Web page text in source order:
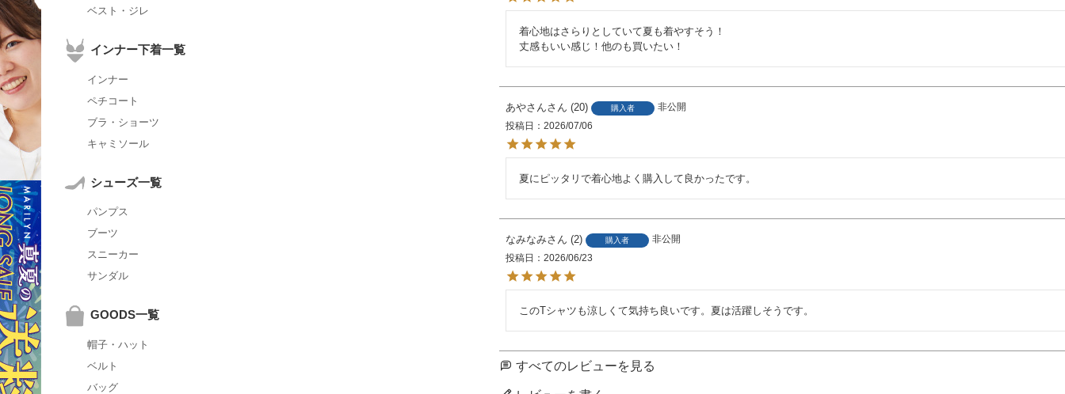
ベスト・ジレ
インナー下着一覧
インナー
ペチコート
ブラ・ショーツ
キャミソール
シューズ一覧
パンプス
ブーツ
スニーカー
サンダル
GOODS一覧
帽子・ハット
ベルト
バッグ
着心地はさらりとしていて夏も着やすそう！
丈感もいい感じ！他のも買いたい！
あやさん 20 購入者
非公開
投稿日
2026/07/06
夏にピッタリで着心地よく購入して良かったです。
なみなみ 2 購入者
非公開
投稿日
2026/06/23
このTシャツも涼しくて気持ち良いです。夏は活躍しそうです。
すべてのレビューを見る